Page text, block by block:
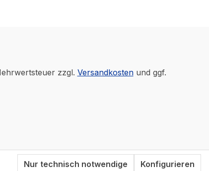
zzgl. Versandkostenund ggf.
Nur technisch notwendige Konfigurieren